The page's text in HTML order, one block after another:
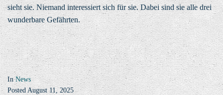
sieht sie. Niemand interessiert sich für sie. Dabei sind sie alle drei
wunderbare Gefährten.
InNews
Posted August 11, 2025